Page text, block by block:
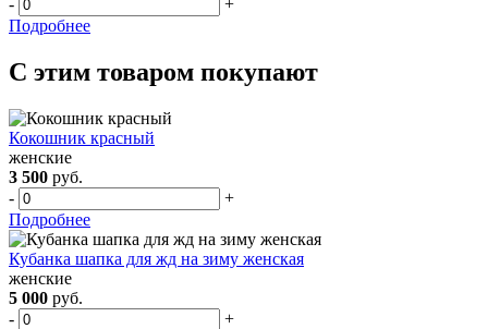
Подробнее
С этим товаром покупают
Кокошник красный
женские
3 500 руб.
-
+
Подробнее
Кубанка шапка для жд на зиму женская
женские
5 000 руб.
-
+